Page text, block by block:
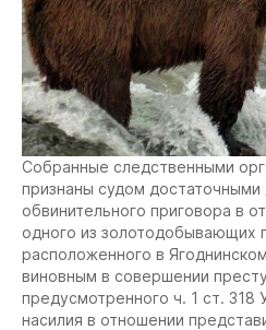
Собранные следственными
признаны судом достаточными
обвинительного приговора в
одного из золотодобывающих
расположенного в
виновным в совершении
предусмотренного ч. 1 ст. 318
насилия в отношении